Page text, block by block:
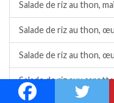
Salade de riz au thon,
Salade de riz au thon,
Salade de riz au thon,
Salade de riz aux